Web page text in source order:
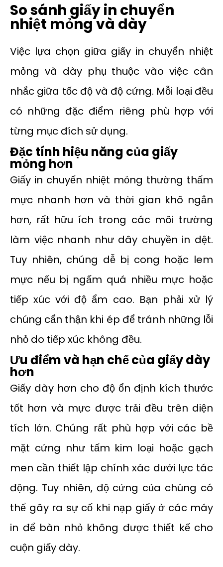
So sánh giấy in chuyển
nhiệt mỏng và dày
Việc lựa chọn giữa giấy in chuyển nhiệt
mỏng và dày phụ thuộc vào việc cân
nhắc giữa tốc độ và độ cứng. Mỗi loại đều
có những đặc điểm riêng phù hợp với
từng mục đích sử dụng.
Đặc tính hiệu năng của giấy
mỏng hơn
Giấy in chuyển nhiệt mỏng thường thấm
mực nhanh hơn và thời gian khô ngắn
hơn, rất hữu ích trong các môi trường
làm việc nhanh như dây chuyền in dệt.
Tuy nhiên, chúng dễ bị cong hoặc lem
mực nếu bị ngấm quá nhiều mực hoặc
tiếp xúc với độ ẩm cao. Bạn phải xử lý
chúng cẩn thận khi ép để tránh những lỗi
nhỏ do tiếp xúc không đều.
Ưu điểm và hạn chế của giấy dày
hơn
Giấy dày hơn cho độ ổn định kích thước
tốt hơn và mực được trải đều trên diện
tích lớn. Chúng rất phù hợp với các bề
mặt cứng như tấm kim loại hoặc gạch
men cần thiết lập chính xác dưới lực tác
động. Tuy nhiên, độ cứng của chúng có
thể gây ra sự cố khi nạp giấy ở các máy
in để bàn nhỏ không được thiết kế cho
cuộn giấy dày.